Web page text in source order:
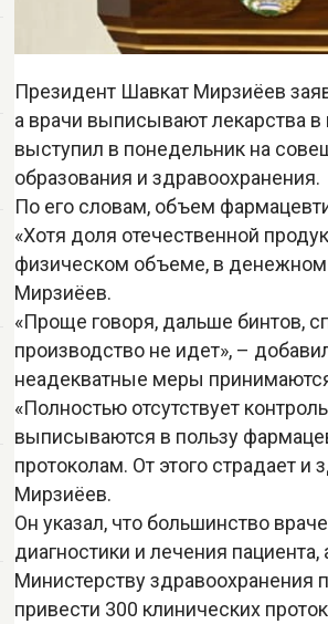
Президент Шавкат Мирзиёев
а врачи выписывают лекарства
выступил в понедельник на
образования и здравоохранения.
По его словам, объем
«Хотя доля отечественной
физическом объеме, в денежном
Мирзиёев.
«Проще говоря, дальше бинтов,
производство не идет», –
неадекватные меры
«Полностью отсутствует
выписываются в пользу
протоколам. От этого страдает
Мирзиёев.
Он указал, что большинство
диагностики и лечения
Министерству здравоохранения
привести 300 клинических